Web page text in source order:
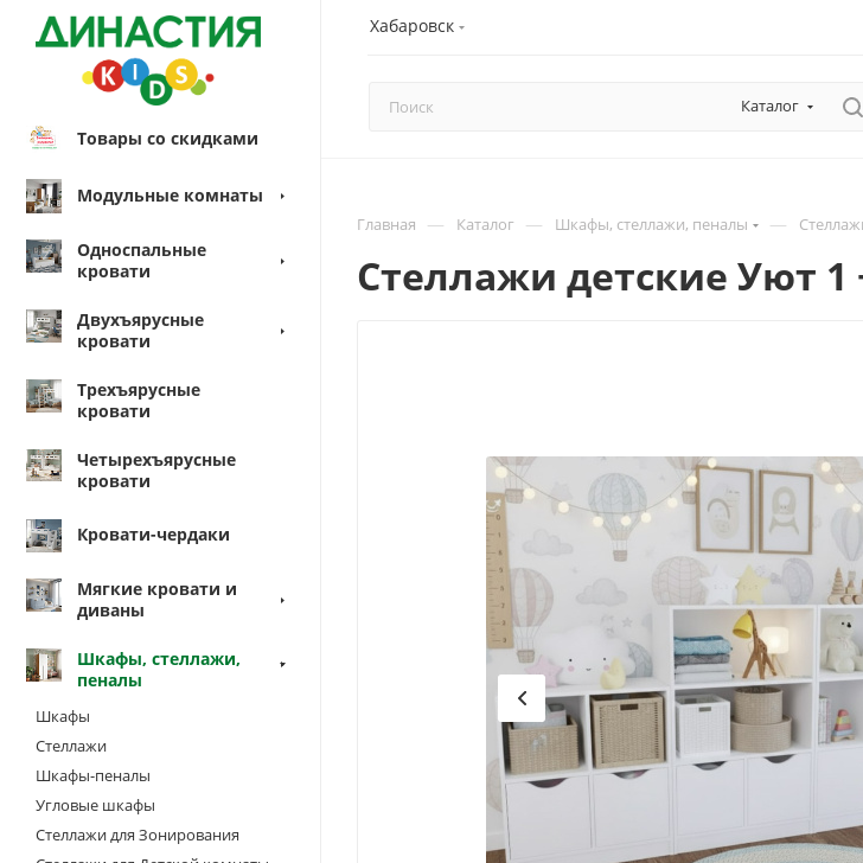
Хабаровск
Каталог
Товары со скидками
Модульные комнаты
Односпальные
кровати
Двухъярусные
кровати
Трехъярусные
кровати
Четырехъярусные
кровати
Кровати-чердаки
Мягкие кровати и
диваны
Шкафы, стеллажи,
пеналы
Шкафы
Стеллажи
Шкафы-пеналы
Угловые шкафы
Стеллажи для Зонирования
Главная — Каталог — Шкафы, стеллажи, пеналы —
Стеллажи детские Уют 1